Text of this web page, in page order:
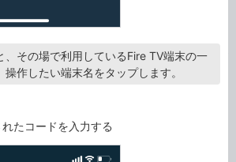
、その場で利用しているFire TV端末の一
作したい端末名をタップします。
たコードを入力する